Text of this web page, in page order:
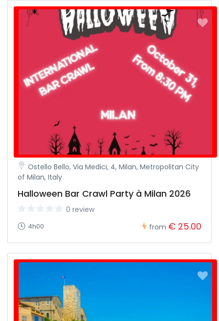
Ostello Bello, Via Medici, 4, Milan, Metropolitan City
of Milan, Italy
Halloween Bar Crawl Party à Milan 2026
0 review
4h00 from € 25.00